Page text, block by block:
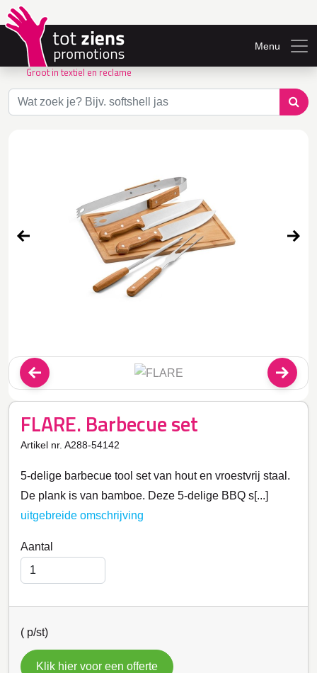
Groot in textiel en reclame
Menu
FLARE. Barbecue set
Artikel nr. A288-54142
5-delige barbecue tool set van hout en vroestvrij staal.
De plank is van bamboe. Deze 5-delige BBQ s[...]
uitgebreide omschrijving
Aantal
( p/st)
Klik hier voor een offerte